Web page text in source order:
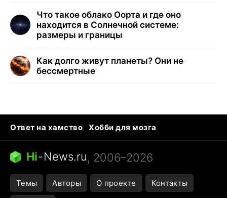
Что такое облако Оорта и где оно
находится в Солнечной системе:
размеры и границы
Как долго живут планеты? Они не
бессмертные
Ответ на хамство
Хобби для мозга
Бензин 100 и 95
Тунцы в океанариуме
Следующая пандемия
Hi-News.ru, 2006–2026
Темы Авторы О проекте Контакты